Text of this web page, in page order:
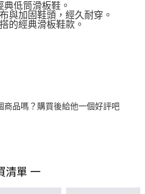
典低筒滑板鞋。
與加固鞋頭，經久耐穿。
的經典滑板鞋款。
商品嗎？購買後給他一個好評吧
清單 一